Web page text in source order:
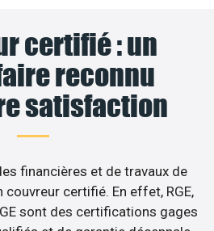
certifié : un
reconnu
satisfaction
financières et de travaux de
certifié. En effet, RGE,
sont des certifications gages